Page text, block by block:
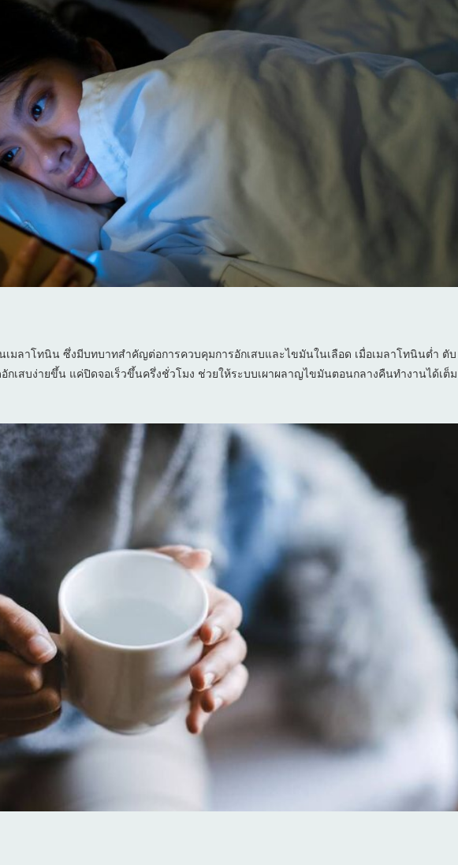
เมลาโทนิน ซึ่งมีบทบาทสำคัญต่อการควบคุมการอักเสบและไขมันในเลือด เมื่อเมลาโทนินต่ำ ตับ
กเสบง่ายขึ้น แค่ปิดจอเร็วขึ้นครึ่งชั่วโมง ช่วยให้ระบบเผาผลาญไขมันตอนกลางคืนทำงานได้เต็ม